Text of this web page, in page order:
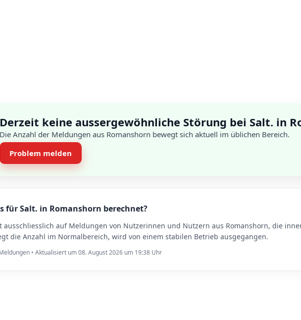
Derzeit keine aussergewöhnliche Störung bei Salt. in
Die Anzahl der Meldungen aus Romanshorn bewegt sich aktuell im üblichen Bereich.
Problem melden
für Salt. in Romanshorn berechnet?
ausschliesslich auf Meldungen von Nutzerinnen und Nutzern aus Romanshorn, die
die Anzahl im Normalbereich, wird von einem stabilen Betrieb ausgegangen.
• Aktualisiert um 08. August 2026 um 19:38 Uhr